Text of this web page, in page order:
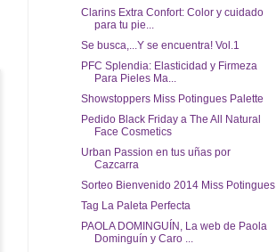
Clarins Extra Confort: Color y cuidado
para tu pie...
Se busca,...Y se encuentra! Vol.1
PFC Splendia: Elasticidad y Firmeza
Para Pieles Ma...
Showstoppers Miss Potingues Palette
Pedido Black Friday a The All Natural
Face Cosmetics
Urban Passion en tus uñas por
Cazcarra
Sorteo Bienvenido 2014 Miss Potingues
Tag La Paleta Perfecta
PAOLA DOMINGUÍN, La web de Paola
Dominguín y Caro ...